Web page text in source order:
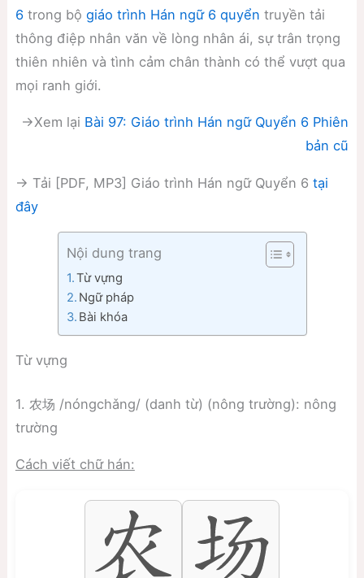
6trong bộ giáo trình Hán ngữ 6 quyển truyền tải
thông điệp nhân văn về lòng nhân ái, sự trân trọng
thiên nhiên và tình cảm chân thành có thể vượt qua
mọi ranh giới.
→Xem lại Bài 97: Giáo trình Hán ngữ Quyển 6 Phiên
bản cũ
→ Tải [PDF, MP3] Giáo trình Hán ngữ Quyển 6 tại
đây
Nội dung trang
Từ vựng
Ngữ pháp
Bài khóa
Từ vựng
1. 农场 /nóngchǎng/ (danh từ) (nông trường): nông
trường
Cách viết chữ hán: